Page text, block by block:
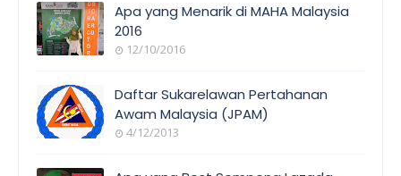
COVERAGE
Apa yang Menarik di MAHA Malaysia
2016
12/10/2016
AWAM
Daftar Sukarelawan Pertahanan
Awam Malaysia (JPAM)
4/12/2013